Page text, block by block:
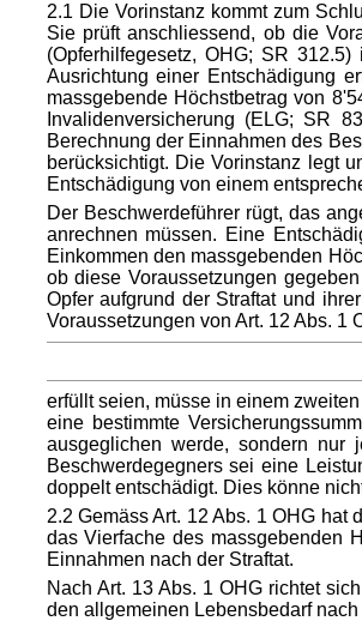
2.1 Die Vorinstanz kommt zum
Sie prüft anschliessend, ob die
(Opferhilfegesetz, OHG; SR
Ausrichtung einer Entschädigung
massgebende Höchstbetrag von
Invalidenversicherung (ELG; SR
Berechnung der Einnahmen des
berücksichtigt. Die Vorinstanz legt
Entschädigung von einem
Der Beschwerdeführer rügt, das
anrechnen müssen. Eine
Einkommen den massgebenden
ob diese Voraussetzungen
Opfer aufgrund der Straftat und
Voraussetzungen von Art. 12 Abs. 1
erfüllt seien, müsse in einem
eine bestimmte
ausgeglichen werde, sondern nur
Beschwerdegegners sei eine
doppelt entschädigt. Dies könne
2.2 Gemäss Art. 12 Abs. 1 OHG
das Vierfache des massgebenden
Einnahmen nach der Straftat.
Nach Art. 13 Abs. 1 OHG richtet
den allgemeinen Lebensbedarf